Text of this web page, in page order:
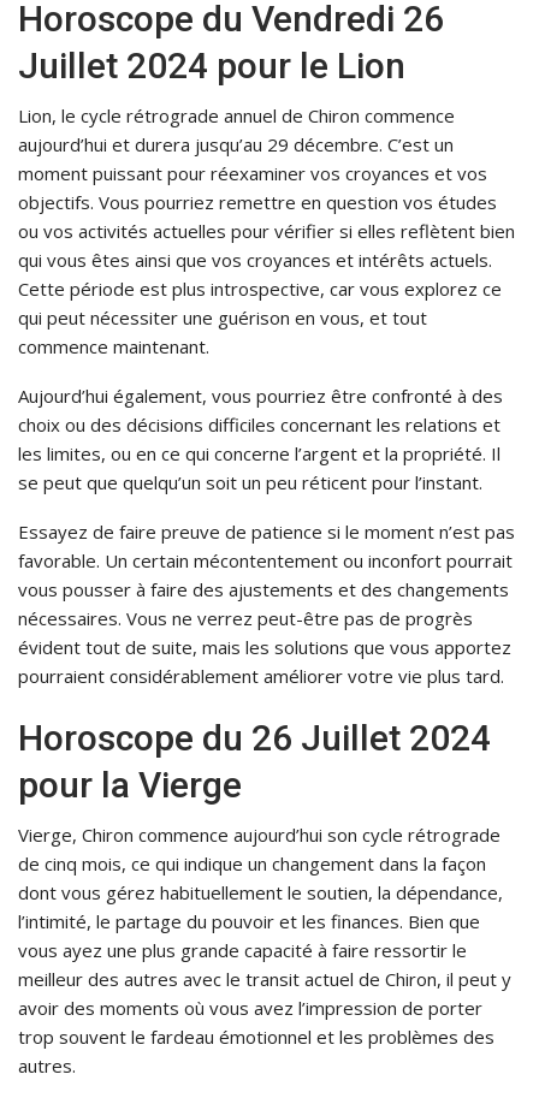
Horoscope du Vendredi 26
Juillet 2024 pour le Lion
Lion, le cycle rétrograde annuel de Chiron commence
aujourd’hui et durera jusqu’au 29 décembre. C’est un
moment puissant pour réexaminer vos croyances et vos
objectifs. Vous pourriez remettre en question vos études
ou vos activités actuelles pour vérifier si elles reflètent bien
qui vous êtes ainsi que vos croyances et intérêts actuels.
Cette période est plus introspective, car vous explorez ce
qui peut nécessiter une guérison en vous, et tout
commence maintenant.
Aujourd’hui également, vous pourriez être confronté à des
choix ou des décisions difficiles concernant les relations et
les limites, ou en ce qui concerne l’argent et la propriété. Il
se peut que quelqu’un soit un peu réticent pour l’instant.
Essayez de faire preuve de patience si le moment n’est pas
favorable. Un certain mécontentement ou inconfort pourrait
vous pousser à faire des ajustements et des changements
nécessaires. Vous ne verrez peut-être pas de progrès
évident tout de suite, mais les solutions que vous apportez
pourraient considérablement améliorer votre vie plus tard.
Horoscope du 26 Juillet 2024
pour la Vierge
Vierge, Chiron commence aujourd’hui son cycle rétrograde
de cinq mois, ce qui indique un changement dans la façon
dont vous gérez habituellement le soutien, la dépendance,
l’intimité, le partage du pouvoir et les finances. Bien que
vous ayez une plus grande capacité à faire ressortir le
meilleur des autres avec le transit actuel de Chiron, il peut y
avoir des moments où vous avez l’impression de porter
trop souvent le fardeau émotionnel et les problèmes des
autres.